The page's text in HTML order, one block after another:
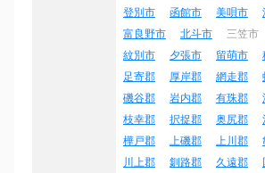
登別市
函館市 美唄市
富良野市
北斗市 三笠市
紋別市
夕張市 留萌市
足寄郡
厚岸郡 網走郡
磯谷郡
岩内郡 有珠郡
枝幸郡
択捉郡 奥尻郡
樺戸郡
上磯郡 上川郡
川上郡
釧路郡 久遠郡